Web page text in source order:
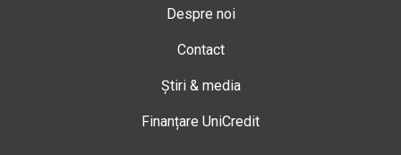
Despre noi
Contact
Știri & media
Finanțare UniCredit